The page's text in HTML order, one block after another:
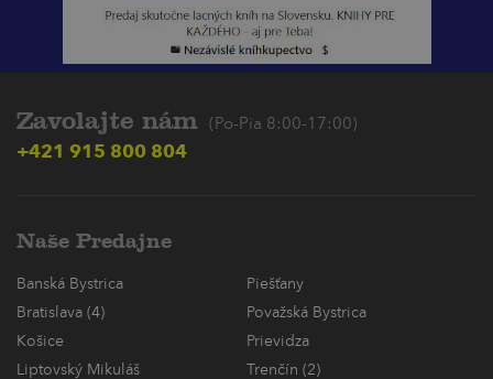
Zavolajte nám (Po-Pia 8:00-17:00)
+421 915 800 804
Naše Predajne
Banská Bystrica
Piešťany
Bratislava (4)
Považská Bystrica
Košice
Prievidza
Liptovský Mikuláš
Trenčín (2)